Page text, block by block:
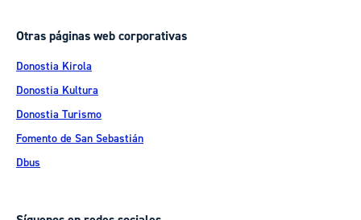
Otras páginas web corporativas
Donostia Kirola
Donostia Kultura
Donostia Turismo
Fomento de San Sebastián
Dbus